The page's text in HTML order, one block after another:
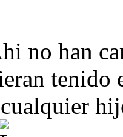
no han
tenido